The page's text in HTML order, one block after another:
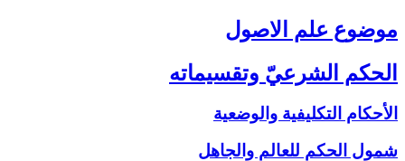
موضوع علم الاصول‏
الحكم الشرعيّ وتقسيماته‏
الأحكام التكليفية والوضعية
شمول الحكم للعالم والجاهل